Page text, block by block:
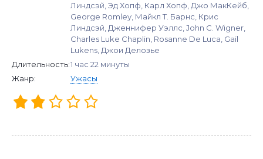
Линдсэй, Эд Хопф, Карл Хопф, Джо МакКейб,
George Romley, Майкл Т. Барнс, Крис
Линдсэй, Дженнифер Уэллс, John C. Wigner,
Charles Luke Chaplin, Rosanne De Luca, Gail
Lukens, Джои Делозье
Длительность:1 час 22 минуты
Жанр:
Ужасы